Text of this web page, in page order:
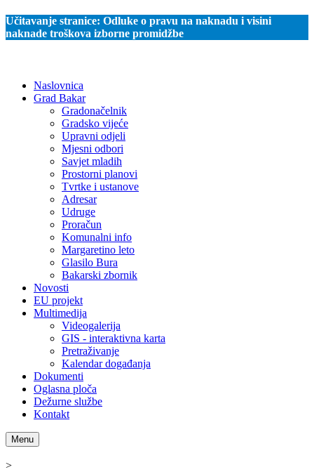
Učitavanje stranice: Odluke o pravu na naknadu i visini
naknade troškova izborne promidžbe
Naslovnica
Grad Bakar
Gradonačelnik
Gradsko vijeće
Upravni odjeli
Mjesni odbori
Savjet mladih
Prostorni planovi
Tvrtke i ustanove
Adresar
Udruge
Proračun
Komunalni info
Margaretino leto
Glasilo Bura
Bakarski zbornik
Novosti
EU projekt
Multimedija
Videogalerija
GIS - interaktivna karta
Pretraživanje
Kalendar događanja
Dokumenti
Oglasna ploča
Dežurne službe
Kontakt
Menu
>